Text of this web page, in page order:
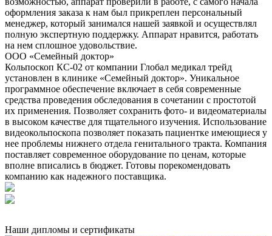
оформления заказа к нам был прикреплен персональный
менеджер, который занимался нашей заявкой и осуществлял
полную экспертную поддержку. Аппарат нравится, работать
на нем сплошное удовольствие.
ООО «Семейный доктор»
Кольпоскоп КС-02 от компании Глобал медикал трейд
установлен в клинике «Семейный доктор». Уникальное
программное обеспечение включает в себя современные
средства проведения обследования в сочетании с простотой
их применения. Позволяет сохранить фото- и видеоматериалы
в высоком качестве для тщательного изучения. Использование
видеокольпоскопа позволяет показать пациентке имеющиеся у
нее проблемы нижнего отдела генитального тракта. Компания
поставляет современное оборудование по ценам, которые
вполне вписались в бюджет. Готовы порекомендовать
компанию как надежного поставщика.
Наши дипломы и сертификаты